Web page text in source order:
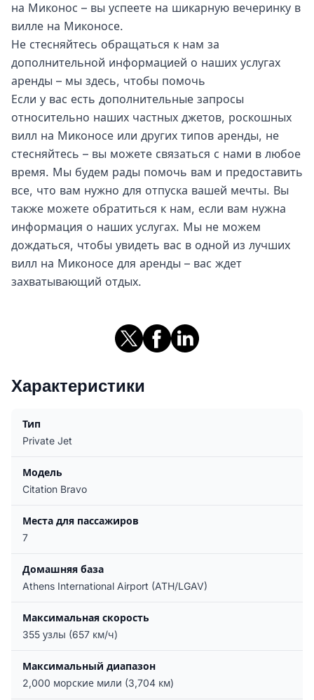
на Миконос – вы успеете на шикарную вечеринку в
вилле на Миконосе.
Не стесняйтесь обращаться к нам за
дополнительной информацией о наших услугах
аренды – мы здесь, чтобы помочь
Если у вас есть дополнительные запросы
относительно наших частных джетов, роскошных
вилл на Миконосе или других типов аренды, не
стесняйтесь – вы можете связаться с нами в любое
время. Мы будем рады помочь вам и предоставить
все, что вам нужно для отпуска вашей мечты. Вы
также можете обратиться к нам, если вам нужна
информация о наших услугах. Мы не можем
дождаться, чтобы увидеть вас в одной из лучших
вилл на Миконосе для аренды – вас ждет
захватывающий отдых.
Характеристики
Тип
Private Jet
Модель
Citation Bravo
Места для пассажиров
7
Домашняя база
Athens International Airport (ATH/LGAV)
Максимальная скорость
355 узлы (657 км/ч)
Максимальный диапазон
2,000 морские мили (3,704 км)